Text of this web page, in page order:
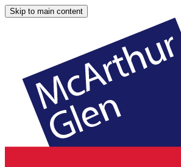
Skip to main content